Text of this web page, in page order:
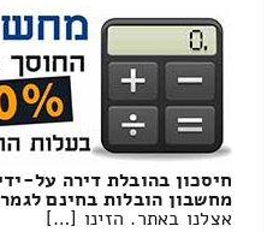
חיסכון בהובלת דירה על-
מחשבון הובלות בחינם
אצלנו באתר. הזינו […]